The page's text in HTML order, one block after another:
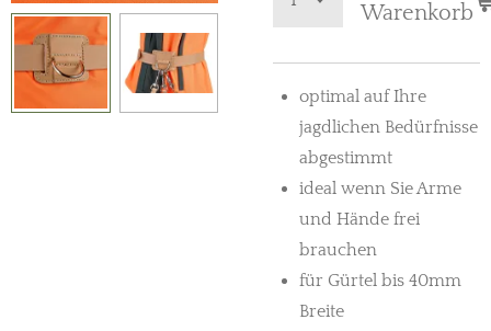
Warenkorb
optimal auf Ihre
jagdlichen Bedürfnisse
abgestimmt
ideal wenn Sie Arme
und Hände frei
brauchen
für Gürtel bis 40mm
Breite